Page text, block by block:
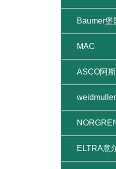
Baumer堡
MAC
ASCO阿
ELTRA意